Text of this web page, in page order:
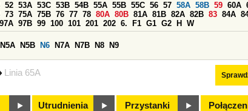
Linia 65A
52 53A 53C 53B 54B 55A 55B 55C 56 57 58A 58B 59 60A
73 75A 75B 76 77 78 80A 80B 81A 81B 82A 82B 83 84A
97A 97B 99 100 101 201 202 6. F1 G1 G2 H W
N5A N5B N6 N7A N7B N8 N9
Utrudnienia Przystanki